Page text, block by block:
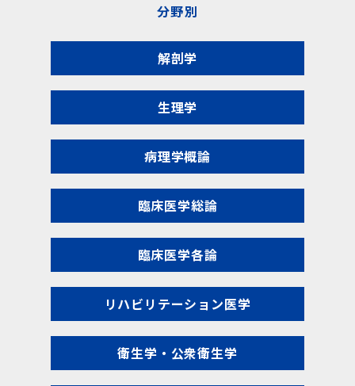
分野別
解剖学
生理学
病理学概論
臨床医学総論
臨床医学各論
リハビリテーション医学
衛生学・公衆衛生学